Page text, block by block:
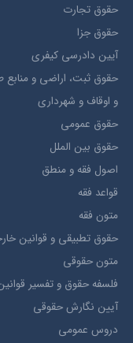
حقوق تجارت
حقوق جزا
آيین دادرسی کیفری
حقوق ثبت، اراضي و منابع
و اوقاف و شهرداری
حقوق عمومی
حقوق بين الملل
اصول فقه و منطق
قواعد فقه
متون فقه
حقوق تطبيقي و قوانین
متون حقوقي
فلسفه حقوق و تفسیر
آیین نگارش حقوقی
دروس عمومی